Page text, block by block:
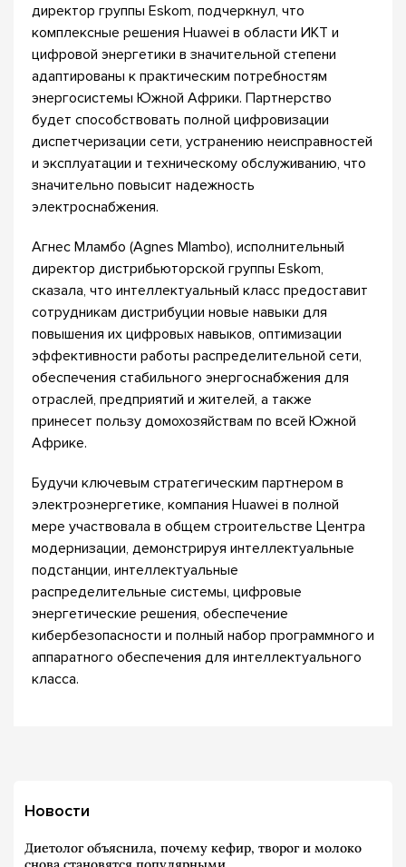
директор группы Eskom, подчеркнул, что
комплексные решения Huawei в области ИКТ и
цифровой энергетики в значительной степени
адаптированы к практическим потребностям
энергосистемы Южной Африки. Партнерство
будет способствовать полной цифровизации
диспетчеризации сети, устранению неисправностей
и эксплуатации и техническому обслуживанию, что
значительно повысит надежность
электроснабжения.
Агнес Мламбо (Agnes Mlambo), исполнительный
директор дистрибьюторской группы Eskom,
сказала, что интеллектуальный класс предоставит
сотрудникам дистрибуции новые навыки для
повышения их цифровых навыков, оптимизации
эффективности работы распределительной сети,
обеспечения стабильного энергоснабжения для
отраслей, предприятий и жителей, а также
принесет пользу домохозяйствам по всей Южной
Африке.
Будучи ключевым стратегическим партнером в
электроэнергетике, компания Huawei в полной
мере участвовала в общем строительстве Центра
модернизации, демонстрируя интеллектуальные
подстанции, интеллектуальные
распределительные системы, цифровые
энергетические решения, обеспечение
кибербезопасности и полный набор программного и
аппаратного обеспечения для интеллектуального
класса.
Новости
Диетолог объяснила, почему кефир, творог и молоко